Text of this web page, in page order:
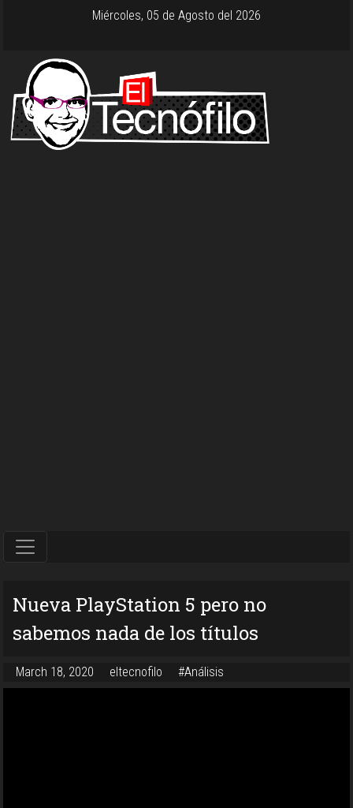
Miércoles, 05 de Agosto del 2026
Nueva PlayStation 5 pero no
sabemos nada de los títulos
March 18, 2020 eltecnofilo #Análisis